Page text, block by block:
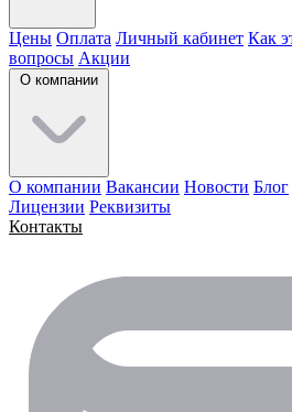
Цены Оплата Личный кабинет Как
вопросы Акции
О компании
О компании Вакансии Новости Блог
Лицензии Реквизиты
Контакты